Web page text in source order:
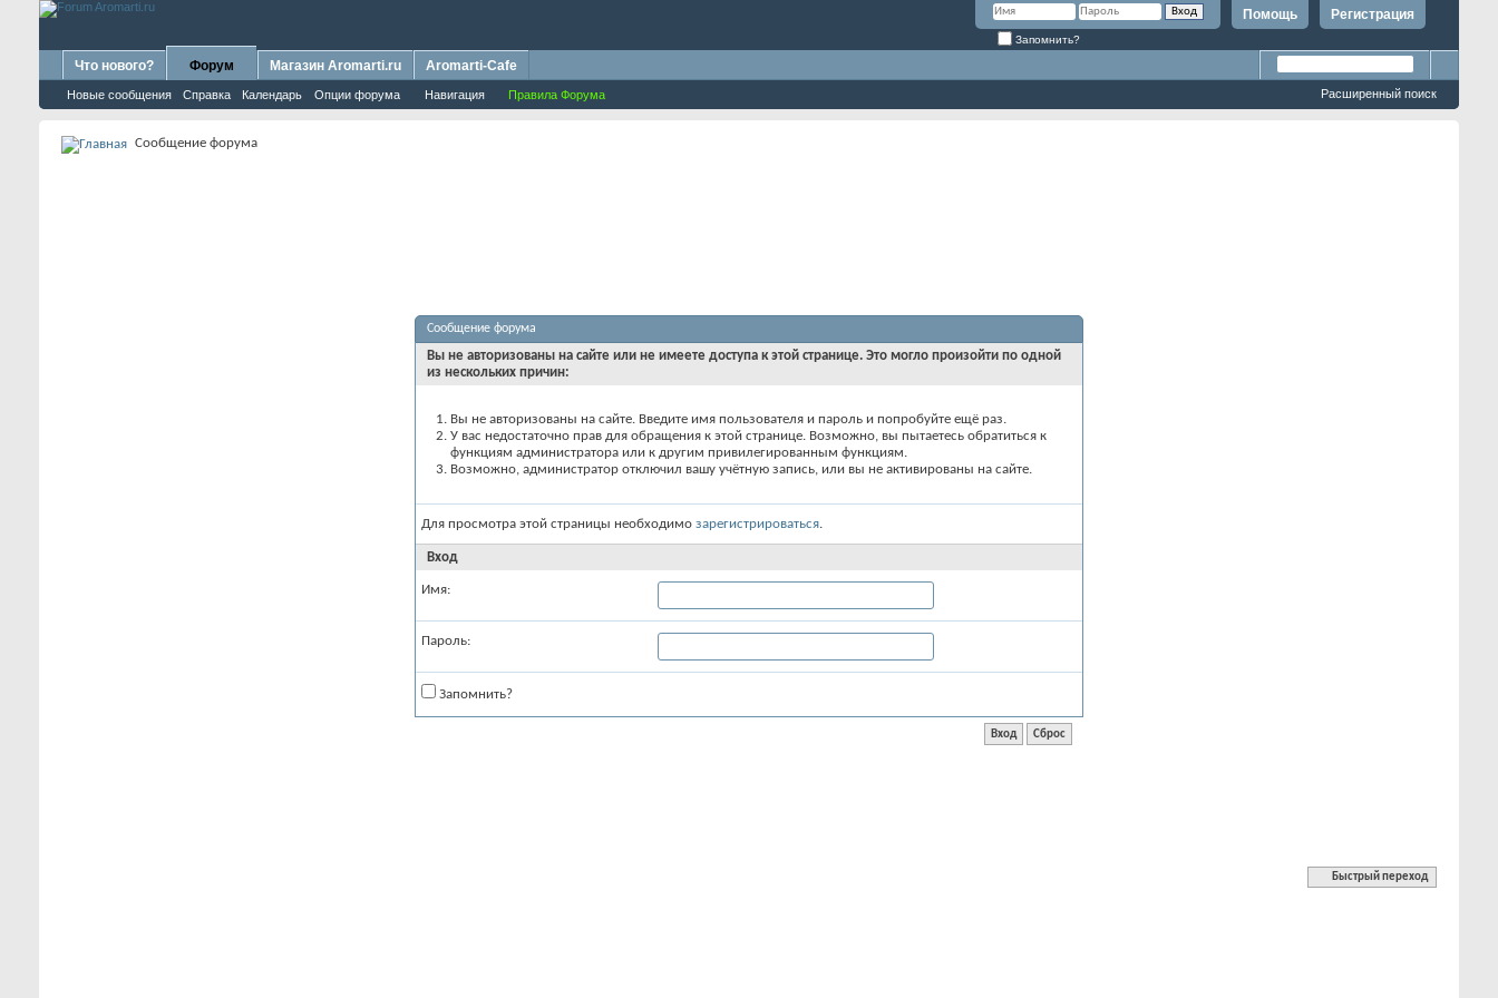
Регистрация
Помощь
Запомнить?
Что нового? Форум
Новые сообщения Справка Календарь Опции форума Навигация Правила Форума
Магазин Aromarti.ru Aromarti-Cafe
Расширенный поиск
Сообщение форума
Сообщение форума
Вы не авторизованы на сайте или не имеете доступа к этой странице. Это могло произойти по одной
из нескольких причин:
Вы не авторизованы на сайте. Введите имя пользователя и пароль и попробуйте ещё раз.
У вас недостаточно прав для обращения к этой странице. Возможно, вы пытаетесь обратиться к
функциям администратора или к другим привилегированным функциям.
Возможно, администратор отключил вашу учётную запись, или вы не активированы на сайте.
Для просмотра этой страницы необходимо зарегистрироваться.
Вход
Имя:
Пароль:
Запомнить?
Быстрый переход